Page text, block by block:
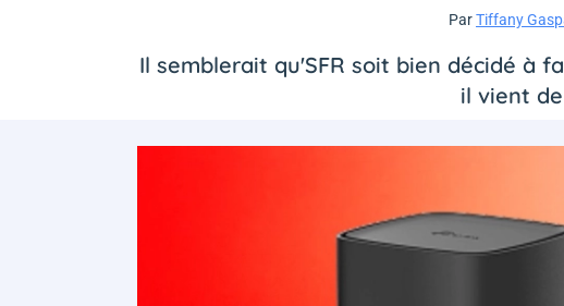
ParTiffany
Il semblerait qu'SFR soit bien décidé à
il vient